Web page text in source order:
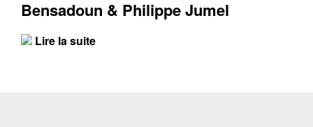
Bensadoun & Philippe Jumel
Lire la suite